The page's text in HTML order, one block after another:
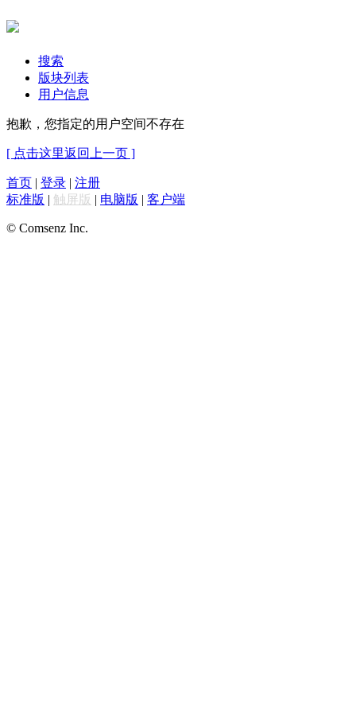
搜索
版块列表
用户信息
抱歉，您指定的用户空间不存在
[ 点击这里返回上一页 ]
首页 | 登录 | 注册
标准版 | 触屏版 | 电脑版 | 客户端
© Comsenz Inc.